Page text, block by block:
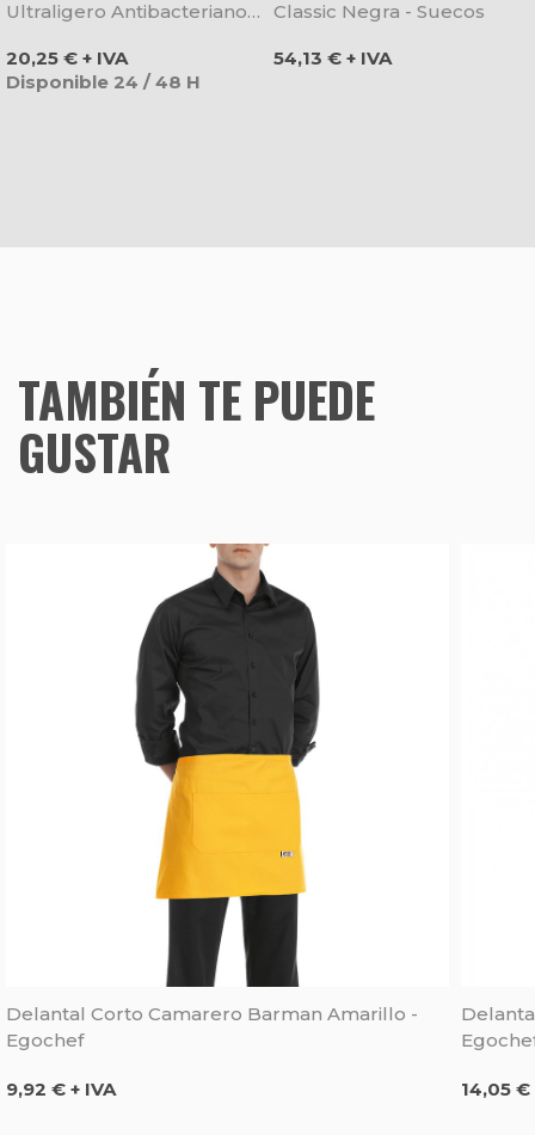
Ultraligero Antibacteriano -
Precio
20,25 € + IVA
Disponible 24 / 48 H
Classic Negra - Suecos
Precio
54,13 € + IVA
TAMBIÉN TE PUEDE
GUSTAR
Delantal Corto Camarero Barman Amarillo -
Egochef
Precio
9,92 € + IVA Precio
14,05 €